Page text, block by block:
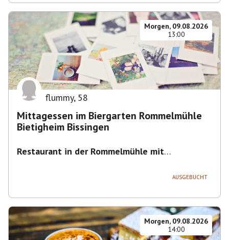
Morgen, 09.08.2026
13:00
flummy, 58
Mittagessen im Biergarten Rommelmühle
Bietigheim Bissingen
Restaurant in der Rommelmühle mit
AUSGEBUCHT
Morgen, 09.08.2026
14:00